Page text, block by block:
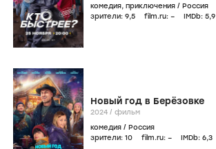
комедия, приключения / Россия
зрители: 9,5 film.ru: – IMDb: 5,9
Новый год в Берёзовке
2024 / фильм
комедия / Россия
зрители: 10 film.ru: – IMDb: 6,3